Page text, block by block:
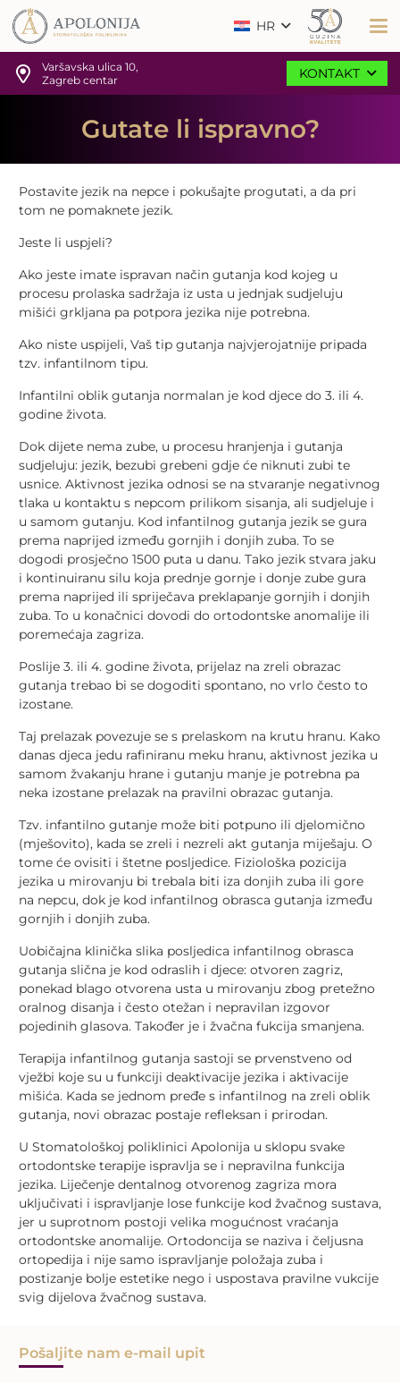
HR
Varšavska ulica 10,
Zagreb centar
KONTAKT
Gutate li ispravno?
Postavite jezik na nepce i pokušajte progutati, a da pri
tom ne pomaknete jezik.
Jeste li uspjeli?
Ako jeste imate ispravan način gutanja kod kojeg u
procesu prolaska sadržaja iz usta u jednjak sudjeluju
mišići grkljana pa potpora jezika nije potrebna.
Ako niste uspijeli, Vaš tip gutanja najvjerojatnije pripada
tzv. infantilnom tipu.
Infantilni oblik gutanja normalan je kod djece do 3. ili 4.
godine života.
Dok dijete nema zube, u procesu hranjenja i gutanja
sudjeluju: jezik, bezubi grebeni gdje će niknuti zubi te
usnice. Aktivnost jezika odnosi se na stvaranje negativnog
tlaka u kontaktu s nepcom prilikom sisanja, ali sudjeluje i
u samom gutanju. Kod infantilnog gutanja jezik se gura
prema naprijed između gornjih i donjih zuba. To se
dogodi prosječno 1500 puta u danu. Tako jezik stvara jaku
i kontinuiranu silu koja prednje gornje i donje zube gura
prema naprijed ili spriječava preklapanje gornjih i donjih
zuba. To u konačnici dovodi do ortodontske anomalije ili
poremećaja zagriza.
Poslije 3. ili 4. godine života, prijelaz na zreli obrazac
gutanja trebao bi se dogoditi spontano, no vrlo često to
izostane.
Taj prelazak povezuje se s prelaskom na krutu hranu. Kako
danas djeca jedu rafiniranu meku hranu, aktivnost jezika u
samom žvakanju hrane i gutanju manje je potrebna pa
neka izostane prelazak na pravilni obrazac gutanja.
Tzv. infantilno gutanje može biti potpuno ili djelomično
(mješovito), kada se zreli i nezreli akt gutanja miješaju. O
tome će ovisiti i štetne posljedice. Fiziološka pozicija
jezika u mirovanju bi trebala biti iza donjih zuba ili gore
na nepcu, dok je kod infantilnog obrasca gutanja između
gornjih i donjih zuba.
Uobičajna klinička slika posljedica infantilnog obrasca
gutanja slična je kod odraslih i djece: otvoren zagriz,
ponekad blago otvorena usta u mirovanju zbog pretežno
oralnog disanja i često otežan i nepravilan izgovor
pojedinih glasova. Također je i žvačna fukcija smanjena.
Terapija infantilnog gutanja sastoji se prvenstveno od
vježbi koje su u funkciji deaktivacije jezika i aktivacije
mišića. Kada se jednom pređe s infantilnog na zreli oblik
gutanja, novi obrazac postaje refleksan i prirodan.
U Stomatološkoj poliklinici Apolonija u sklopu svake
ortodontske terapije ispravlja se i nepravilna funkcija
jezika. Liječenje dentalnog otvorenog zagriza mora
uključivati i ispravljanje lose funkcije kod žvačnog sustava,
jer u suprotnom postoji velika mogućnost vraćanja
ortodontske anomalije. Ortodoncija se naziva i čeljusna
ortopedija i nije samo ispravljanje položaja zuba i
postizanje bolje estetike nego i uspostava pravilne vukcije
svig dijelova žvačnog sustava.
Pošaljite nam e-mail upit